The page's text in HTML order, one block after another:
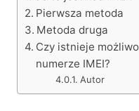
Pierwsza metoda
Metoda druga
Czy istnieje
numerze IMEI?
Autor